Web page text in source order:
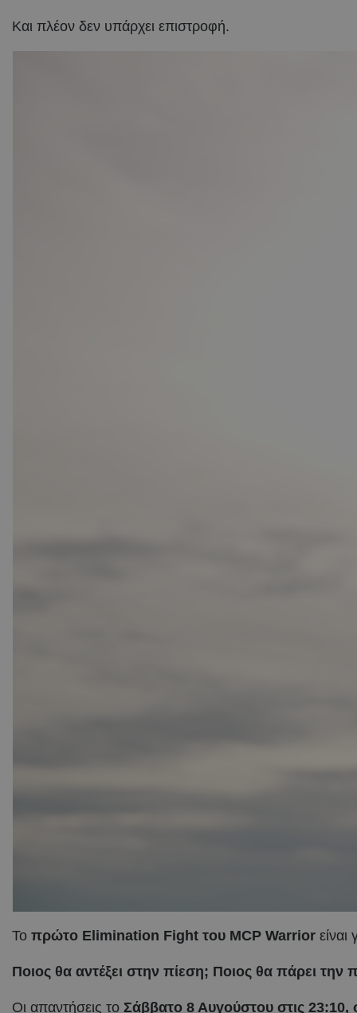
Και πλέον δεν υπάρχει επιστροφή.
Το πρώτο Elimination Fight του MCP Warrior
Ποιος θα αντέξει στην πίεση; Ποιος θα πάρει την
Οι απαντήσεις το Σάββατο 8 Αυγούστου στις